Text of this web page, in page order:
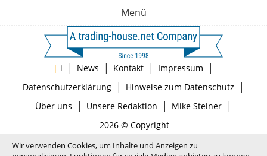
Menü
| i | News | Kontakt | Impressum |
Datenschutzerklärung| Hinweise zum Datenschutz |
Über uns | Unsere Redaktion | Mike Steiner|
2026 © Copyright
Wir verwenden Cookies, um Inhalte und Anzeigen zu